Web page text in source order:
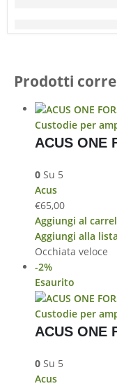
Prodotti
Custodie per
ACUS ONE
0Su 5
Acus
€65,00
Aggiungi al
Aggiungi alla
Occhiata veloce
-2%
Esaurito
Custodie per
ACUS ONE
0Su 5
Acus